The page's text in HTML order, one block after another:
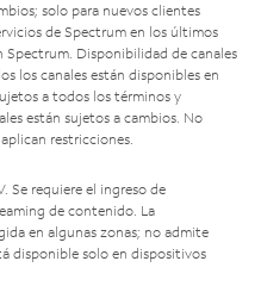
solo para nuevos clientes
de Spectrum en los últimos
Spectrum. Disponibilidad de canales
los canales están disponibles en
a todos los términos y
están sujetos a cambios. No
restricciones.
Se requiere el ingreso de
de contenido. La
en algunas zonas; no admite
disponible solo en dispositivos